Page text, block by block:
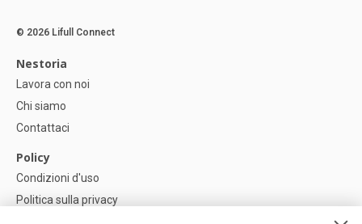
© 2026 Lifull Connect
Nestoria
Lavora con noi
Chi siamo
Contattaci
Policy
Condizioni d'uso
Politica sulla privacy